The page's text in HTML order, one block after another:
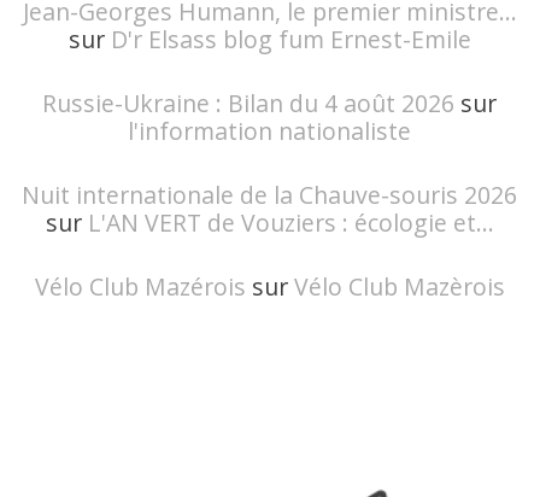
Jean-Georges Humann, le premier ministre...
sur D'r Elsass blog fum Ernest-Emile
Russie-Ukraine : Bilan du 4 août 2026 sur
l'information nationaliste
Nuit internationale de la Chauve-souris 2026
sur L'AN VERT de Vouziers : écologie et...
Vélo Club Mazérois surVélo Club Mazèrois